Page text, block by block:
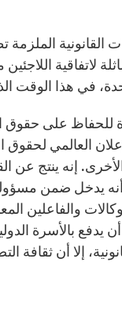
العالمي
إنه ينتج عن
يدخل ضمن
والفاعلين
يدفع بالأسرة